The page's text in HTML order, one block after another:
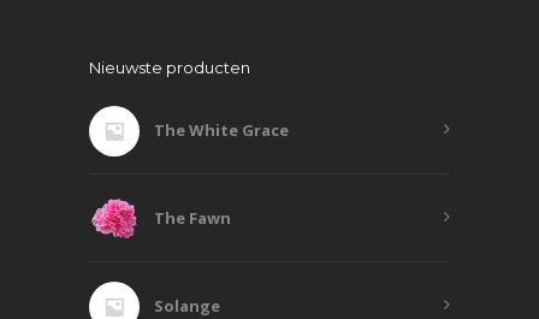
Nieuwste producten
The White Grace
The Fawn
Solange